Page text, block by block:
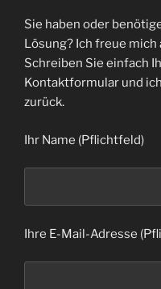
Sie haben oder
Lösung? Ich freue
Schreiben Sie einfach
Kontaktformular und
zurück.
Ihr Name (Pflichtfeld)
Ihre E-Mail-Adresse